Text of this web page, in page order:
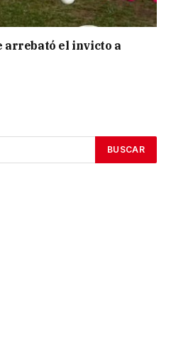
arrebató el invicto a